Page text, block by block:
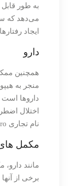
به طور
می‌دهد که
ایجاد
دارو
همچنین
منجر به
داروها
اختلال
نام تجاری Lexapro شناخته می شود.
مکمل
مانند
برخی از